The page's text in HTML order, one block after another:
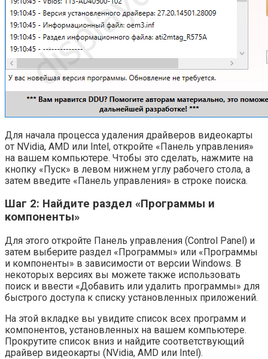
Для начала процесса удаления драйверов видеокарты
от NVidia, AMD или Intel, откройте «Панель управления»
на вашем компьютере. Чтобы это сделать, нажмите на
кнопку «Пуск» в левом нижнем углу рабочего стола, а
затем введите «Панель управления» в строке поиска.
Шаг 2: Найдите раздел «Программы и
компоненты»
Для этого откройте Панель управления (Control Panel) и
затем выберите раздел «Программы» или «Программы
и компоненты» в зависимости от версии Windows. В
некоторых версиях вы можете также использовать
поиск и ввести «Добавить или удалить программы» для
быстрого доступа к списку установленных приложений.
На этой вкладке вы увидите список всех программ и
компонентов, установленных на вашем компьютере.
Прокрутите список вниз и найдите соответствующий
драйвер видеокарты (NVidia, AMD или Intel).